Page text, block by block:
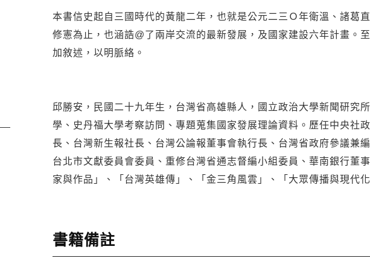
本書信史起自三國時代的黃龍二年，也就是公元二三Ｏ年衛溫、諸葛
修憲為止，也涵誥@了兩岸交流的最新發展，及國家建設六年計畫。
加敘述，以明脈絡。
邱勝安，民國二十九年生，台灣省高雄縣人，國立政治大學新聞研究
學、史丹福大學考察訪問、專題蒐集國家發展理論資料。歷任中央社
長、台灣新生報社長、台灣公論報董事會執行長、台灣省政府參議兼
台北市文獻委員會委員、重修台灣省通志督編小組委員、華南銀行董
家與作品」、「台灣英雄傳」、「金三角風雲」、「大眾傳播與現代
書籍備註